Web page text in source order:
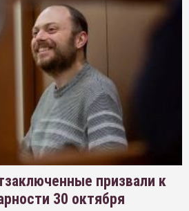
призвали к
30 октября